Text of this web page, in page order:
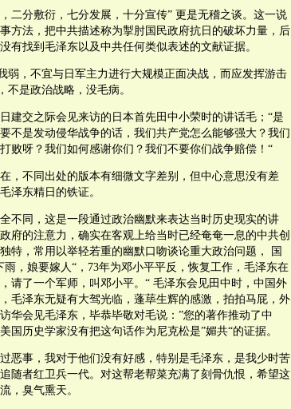
二分敷衍，七分发展，十分宣传” 更是无稽之谈。这一说
方法，把中共描述称为掣肘国民政府抗日的破坏力量，后
有找到毛泽东以及中共任何类似表述的文献证据。
弱，不宜与日军主力进行大规模正面决战，而应发挥游击
不是政治战略，没毛病。
建交之际会见来访的日本首先田中小荣时的讲话毛；“是
不是发动侵华战争的话，我们共产党怎么能够强大？我们
败呀？我们如何感谢你们？我们不要你们战争赔偿！“
，不同出处的版本有细微文字差别，但中心意思没有差
泽东精日的铁证。
不同，这是一段通过政治幽默来表达当时历史现实的讲
府的注意力，确实在客观上给当时已经奄奄一息的中共创
特，常用以举轻若重的幽默口吻谈论重大政治问题， 国
，娘要嫁人“，73年为邓小平平反，恢复工作，毛泽东在
请了一个军师，叫邓小平。“ 毛泽东会见田中时，中国外
毛泽东无疑有大驾光临，蓬荜生辉的感激，拍拍马屁，外
华会见毛泽东，毕恭毕敬对毛说：”您的著作推动了中
国历史学家没有把这句话作为尼克松是”媚共“的证据。
恶事，我对于他们没有好感，特别是毛泽东，是我少时苦
随者红卫兵一代。对这帮老帮菜充满了刻骨仇恨，希望这
，臭气熏天。